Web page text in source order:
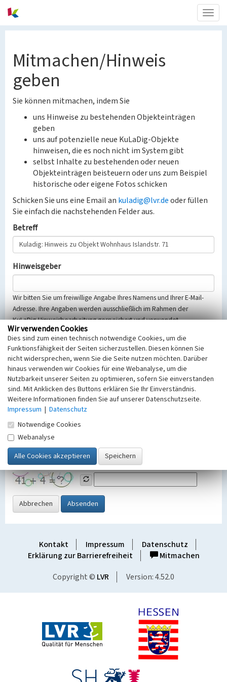
Mitmachen/Hinweis
geben
Sie können mitmachen, indem Sie
uns Hinweise zu bestehenden Objekteinträgen
geben
uns auf potenzielle neue KuLaDig-Objekte
hinweisen, die es noch nicht im System gibt
selbst Inhalte zu bestehenden oder neuen
Objekteinträgen beisteuern oder uns zum Beispiel
historische oder eigene Fotos schicken
Schicken Sie uns eine Email an kuladig@lvr.deoder füllen
Sie einfach die nachstehenden Felder aus.
Betreff
Hinweisgeber
Wir bitten Sie um freiwillige Angabe Ihres Namens und Ihrer E-Mail-
Adresse. Ihre Angaben werden ausschließlich im Rahmen der
KuLaDig-Hinweisbearbeitung gespeichert und verwendet.
Selbstverständlich werden diese entsprechend der Vorschriften des
Telemediengesetzes, des Datenschutzgesetzes NRW und der seit
dem 25.05.2018 gültigen Europäischen Datenschutzgrundverordnung
(EU-DSGVO) vertraulich behandelt, beachten Sie bitte unsere
Hinweise zumDatenschutz
Nachricht
SicherheitsabfrageTragen Sie unten das Rechenergebnis aus der
Grafik ein
Abbrechen Absenden
Kontakt Impressum
Datenschutz
Erklärung zur Barrierefreiheit
Mitmachen
Copyright © LVR Version: 4.52.0
Wir verwenden Cookies
Dies sind zum einen technisch notwendige Cookies, um die
Funktionsfähigkeit der Seiten sicherzustellen. Diesen können Sie
nicht widersprechen, wenn Sie die Seite nutzen möchten. Darüber
hinaus verwenden wir Cookies für eine Webanalyse, um die
Nutzbarkeit unserer Seiten zu optimieren, sofern Sie einverstanden
sind. Mit Anklicken des Buttons erklären Sie Ihr Einverständnis.
Weitere Informationen finden Sie auf unserer Datenschutzseite.
Impressum | Datenschutz
Notwendige Cookies
Webanalyse